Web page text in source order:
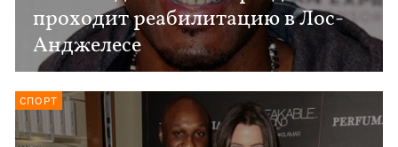
проходит реабилитацию в Лос-
Анджелесе
СПОРТ